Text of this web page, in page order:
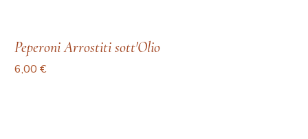
Peperoni Arrostiti sott'Olio
Prezzo
6,00 €